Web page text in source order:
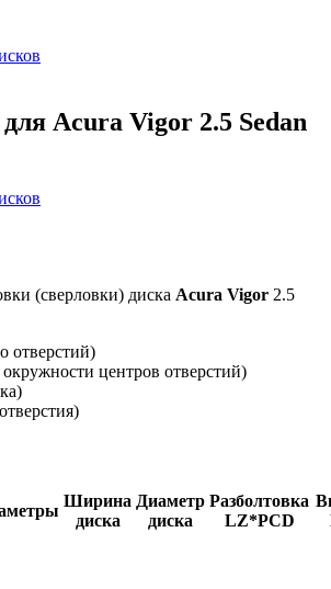
Acura Vigor 2.5 Sedan
(сверловки) диска Acura Vigor 2.5
отверстий)
центров отверстий)
Ширина
диска
Диаметр
диска
Разболтовка
LZ*PCD